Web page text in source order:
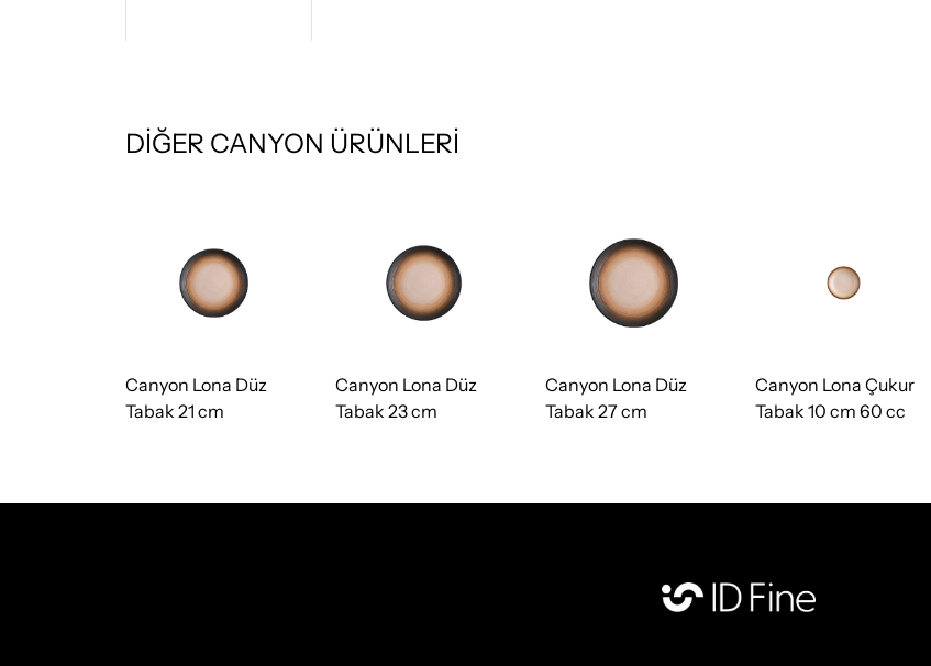
DİĞER CANYON ÜRÜNLERİ
Canyon Lona Düz
Tabak 21 cm
Canyon Lona Düz
Tabak 23 cm
Canyon Lona Düz
Tabak 27 cm
Canyon Lona Çukur
Tabak 10 cm 60 cc